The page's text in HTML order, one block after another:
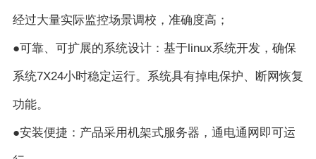
经过大量实际监控场景调校，准确度高；
●可靠、可扩展的系统设计：基于linux系统开发，确保
系统7X24小时稳定运行。系统具有掉电保护、断网恢复
功能。
●安装便捷：产品采用机架式服务器，通电通网即可运